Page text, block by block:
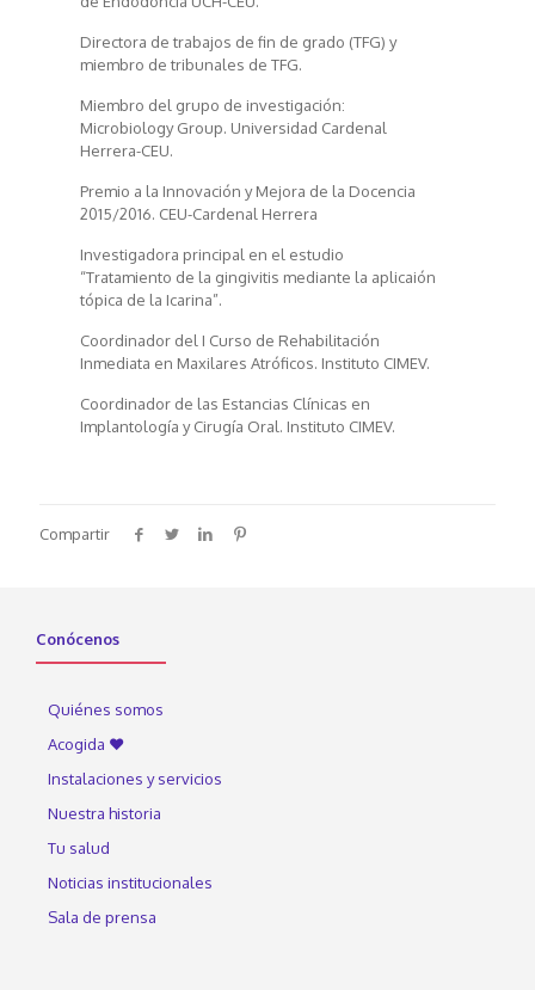
Directora de trabajos de fin de grado (TFG) y
miembro de tribunales de TFG.
Miembro del grupo de investigación:
Microbiology Group. Universidad Cardenal
Herrera-CEU.
Premio a la Innovación y Mejora de la Docencia
2015/2016. CEU-Cardenal Herrera
Investigadora principal en el estudio
“Tratamiento de la gingivitis mediante la aplicaión
tópica de la Icarina”.
Coordinador del I Curso de Rehabilitación
Inmediata en Maxilares Atróficos. Instituto CIMEV.
Coordinador de las Estancias Clínicas en
Implantología y Cirugía Oral. Instituto CIMEV.
Compartir
Conócenos
Quiénes somos
Acogida ♥
Instalaciones y servicios
Nuestra historia
Tu salud
Noticias institucionales
Sala de prensa